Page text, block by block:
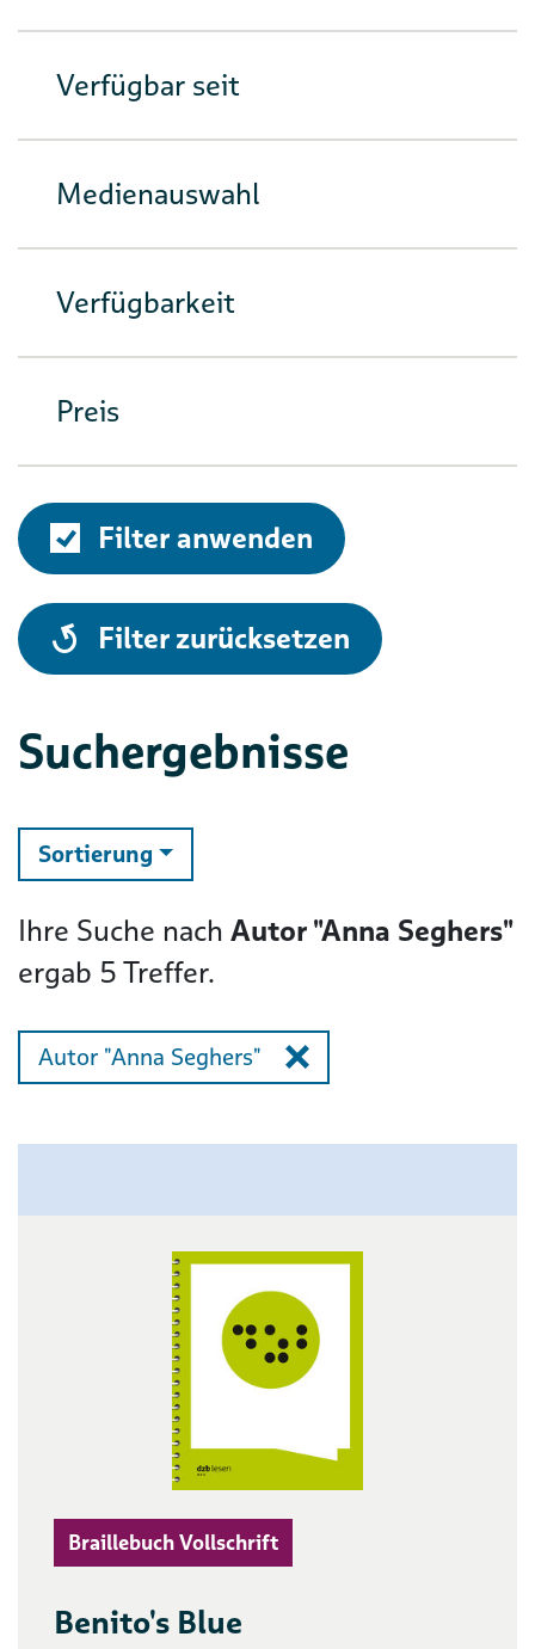
Verfügbar seit
Medienauswahl
Verfügbarkeit
Preis
Filter anwenden
alle
Filter zurücksetzen
Suchergebnisse
Sortierung ändern
Ihre Suche nach Autor "Anna Seghers"
ergab 5Treffer.
Autor "Anna Seghers"
Braillebuch Vollschrift
Benito's Blue